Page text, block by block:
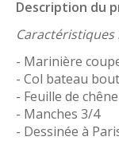
Description du
Caractéristiques
- Marinière
- Col bateau
- Feuille de
- Manches 3/4
- Dessinée à